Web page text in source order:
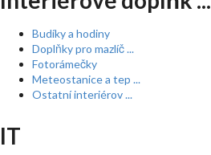
Budíky a hodiny
Doplňky pro mazlíč ...
Fotorámečky
Meteostanice a tep ...
Ostatní interiérov ...
IT